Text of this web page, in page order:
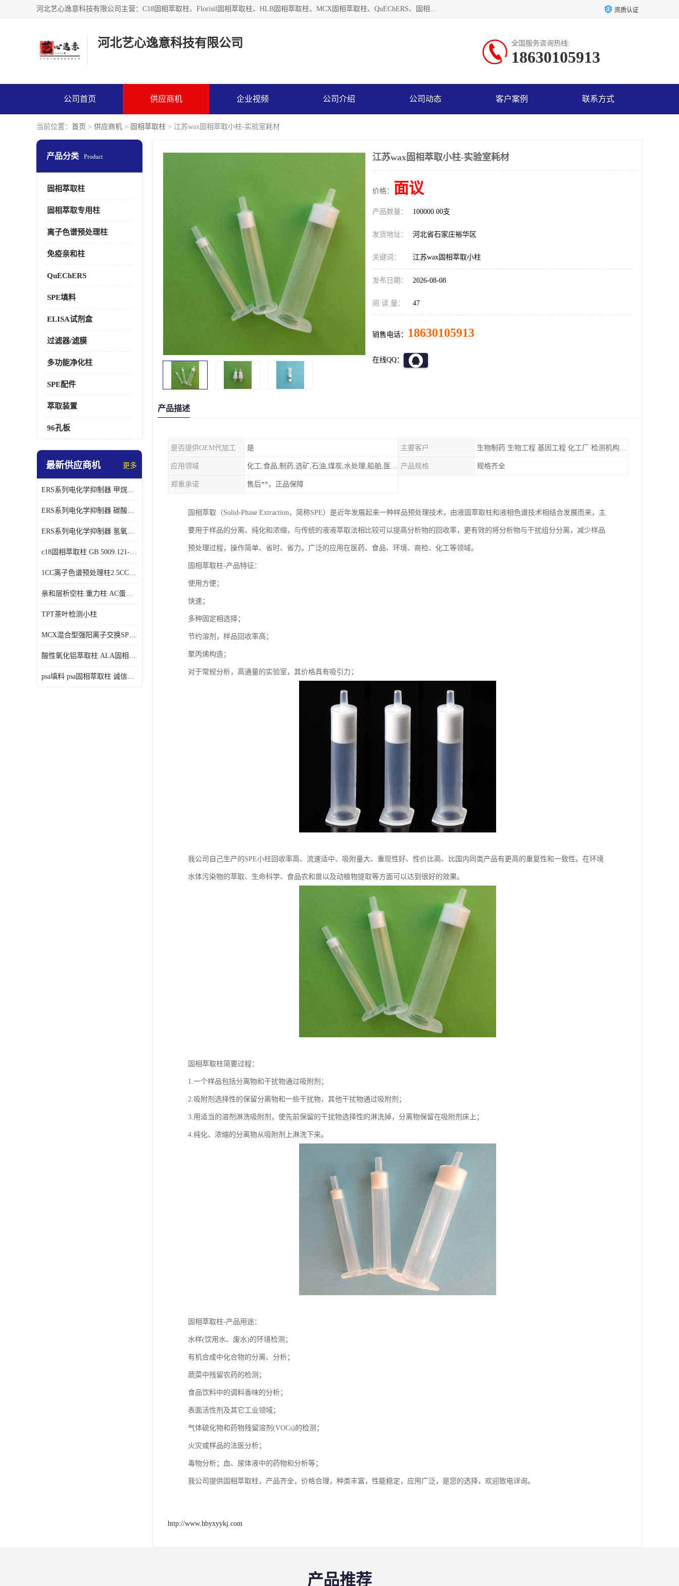
河北艺心逸意科技有限公司主营：C18固相萃取柱、Florisil固相萃取柱、HLB固相萃取柱、MCX固相萃取柱、QuEChERS、固相萃取空柱、针式过滤器 、固相萃取柱、黄曲霉毒素亲和柱。全国咨询热线：18630105913。河北艺心逸意科技有限公司接受来样定做，我们秉承着“顾客至上，锐意进取”的经营理念，坚持客户至上的原则为广大客户提供优质的服务，欢迎广大客户惠顾！免费咨询！ 资质认证
河北艺心逸意科技有限公司 全国服务咨询热线:
18630105913
公司首页 供应商机 企业视频 公司介绍 公司动态 客户案例 联系方式
当前位置： 首页 > 供应商机 > 固相萃取柱 > 江苏wax固相萃取小柱-实验室耗材
产品分类 Product
固相萃取柱
固相萃取专用柱
离子色谱预处理柱
免疫亲和柱
QuEChERS
SPE填料
ELISA试剂盒
过滤器/滤膜
多功能净化柱
SPE配件
萃取装置
96孔板
最新供应商机 更多
ERS系列电化学抑制器 甲烷磺酸体系 实验器材
ERS系列电化学抑制器 碳酸盐体系 实验科研仪器 适配离子色谱仪产品
ERS系列电化学抑制器 氢氧根体系 检测灵敏度高 适用梯度淋洗 实验耗材
c18固相萃取柱 GB 5009.121-2016 spe柱
1CC离子色谱预处理柱2.5CC 50支/盒
亲和层析空柱 重力柱 AC蛋白纯化柱 蛋白层析柱
TPT茶叶检测小柱
MCX混合型强阳离子交换SPE柱60mg/3ml
酸性氧化铝萃取柱 ALA固相萃取柱
psa填料 psa固相萃取柱 诚信经营 来电咨询
江苏wax固相萃取小柱-实验室耗材
价格： 面议
产品数量： 100000.00支
发货地址： 河北省石家庄裕华区
关键词： 江苏wax固相萃取小柱
发布日期： 2026-08-08
阅 读 量： 47
销售电话： 18630105913
在线QQ：
产品描述
是否提供OEM代加工 是 主要客户 生物制药 生物工程 基因工程 化工厂 检测机构 实验室
应用领域 化工,食品,制药,选矿,石油,煤炭,水处理,船舶,医用,制药,冶金,纺织,其他 产品规格 规格齐全
郑重承诺 售后**，正品保障
固相萃取（Solid-Phase Extraction，简称SPE）是近年发展起来一种样品预处理技术，由液固萃取柱和液相色谱技术相结合发展而来，主
要用于样品的分离、纯化和浓缩，与传统的液液萃取法相比较可以提高分析物的回收率，更有效的将分析物与干扰组分分离，减少样品
预处理过程，操作简单、省时、省力。广泛的应用在医药、食品、环境、商检、化工等领域。
固相萃取柱-产品特征：
使用方便；
快速；
多种固定相选择；
节约溶剂，样品回收率高；
聚丙烯构造；
对于常规分析，高通量的实验室，其价格具有吸引力；
我公司自己生产的SPE小柱回收率高、流速适中、吸附量大、重现性好、性价比高、比国内同类产品有更高的重复性和一致性。在环境
水体污染物的萃取、生命科学、食品农和兽以及动植物提取等方面可以达到很好的效果。
固相萃取柱简要过程：
1.一个样品包括分离物和干扰物通过吸附剂；
2.吸附剂选择性的保留分离物和一些干扰物，其他干扰物通过吸附剂；
3.用适当的溶剂淋洗吸附剂，使先前保留的干扰物选择性的淋洗掉，分离物保留在吸附剂床上；
4.纯化、浓缩的分离物从吸附剂上淋洗下来。
固相萃取柱-产品用途：
水样(饮用水、废水)的环境检测；
有机合成中化合物的分离、分析；
蔬菜中残留农药的检测；
食品饮料中的调料香味的分析；
表面活性剂及其它工业领域；
气体硫化物和药物残留溶剂(VOCs)的检测；
火灾或样品的法医分析；
毒物分析；血、尿体液中的药物和分析等；
我公司提供固相萃取柱，产品齐全，价格合理，种类丰富，性能稳定，应用广泛，是您的选择，欢迎致电详询。
http://www.hbyxyykj.com
产品推荐